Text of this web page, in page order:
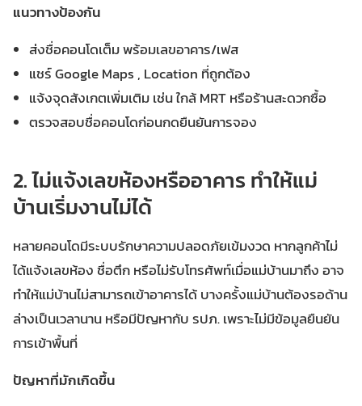
แนวทางป้องกัน
ส่งชื่อคอนโดเต็ม พร้อมเลขอาคาร/เฟส
แชร์ Google Maps , Location ที่ถูกต้อง
แจ้งจุดสังเกตเพิ่มเติม เช่น ใกล้ MRT หรือร้านสะดวกซื้อ
ตรวจสอบชื่อคอนโดก่อนกดยืนยันการจอง
2. ไม่แจ้งเลขห้องหรืออาคาร ทำให้แม่
บ้านเริ่มงานไม่ได้
หลายคอนโดมีระบบรักษาความปลอดภัยเข้มงวด หากลูกค้าไม่
ได้แจ้งเลขห้อง ชื่อตึก หรือไม่รับโทรศัพท์เมื่อแม่บ้านมาถึง อาจ
ทำให้แม่บ้านไม่สามารถเข้าอาคารได้ บางครั้งแม่บ้านต้องรอด้าน
ล่างเป็นเวลานาน หรือมีปัญหากับ รปภ. เพราะไม่มีข้อมูลยืนยัน
การเข้าพื้นที่
ปัญหาที่มักเกิดขึ้น